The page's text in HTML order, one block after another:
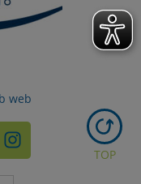
web
TOP
e cookie